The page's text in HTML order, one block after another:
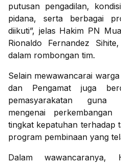
putusan pengadilan,
pidana, serta berbagai
diikuti”, jelas Hakim PN
Rionaldo Fernandez
dalam rombongan tim.
Selain mewawancarai
dan Pengamat juga
pemasyarakatan guna
mengenai
tingkat kepatuhan terhadap
program pembinaan yang
Dalam wawancaranya,